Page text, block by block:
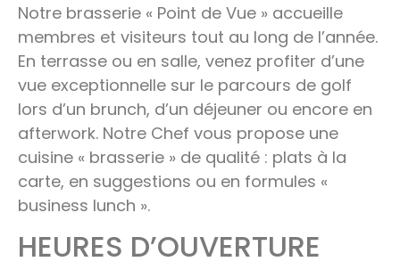
Notre brasserie « Point de Vue » accueille
membres et visiteurs tout au long de l’année.
En terrasse ou en salle, venez profiter d’une
vue exceptionnelle sur le parcours de golf
lors d’un brunch, d’un déjeuner ou encore en
afterwork. Notre Chef vous propose une
cuisine « brasserie » de qualité : plats à la
carte, en suggestions ou en formules «
business lunch ».
HEURES D’OUVERTURE